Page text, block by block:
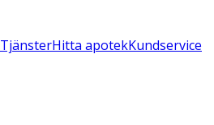
TjänsterHitta apotekKundservice